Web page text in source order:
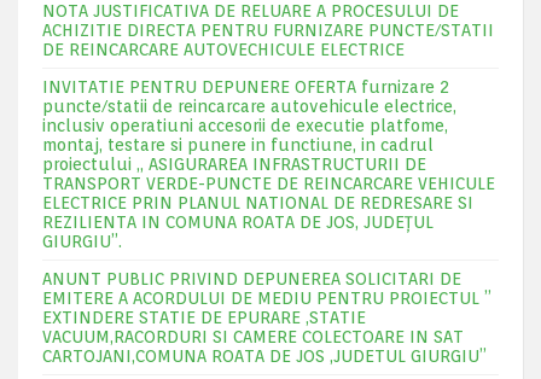
NOTA JUSTIFICATIVA DE RELUARE A PROCESULUI DE
ACHIZITIE DIRECTA PENTRU FURNIZARE PUNCTE/STATII
DE REINCARCARE AUTOVECHICULE ELECTRICE
INVITATIE PENTRU DEPUNERE OFERTA furnizare 2
puncte/statii de reincarcare autovehicule electrice,
inclusiv operatiuni accesorii de executie platfome,
montaj, testare si punere in functiune, in cadrul
proiectului „ ASIGURAREA INFRASTRUCTURII DE
TRANSPORT VERDE-PUNCTE DE REINCARCARE VEHICULE
ELECTRICE PRIN PLANUL NATIONAL DE REDRESARE SI
REZILIENTA IN COMUNA ROATA DE JOS, JUDEŢUL
GIURGIU”.
ANUNT PUBLIC PRIVIND DEPUNEREA SOLICITARI DE
EMITERE A ACORDULUI DE MEDIU PENTRU PROIECTUL ”
EXTINDERE STATIE DE EPURARE ,STATIE
VACUUM,RACORDURI SI CAMERE COLECTOARE IN SAT
CARTOJANI,COMUNA ROATA DE JOS ,JUDETUL GIURGIU”